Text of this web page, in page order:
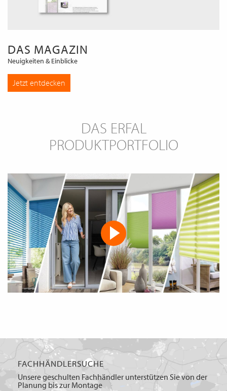
DAS MAGAZIN
Neuigkeiten & Einblicke
Jetzt entdecken
DAS ERFAL
PRODUKTPORTFOLIO
FACHHÄNDLERSUCHE
Unsere geschulten Fachhändler unterstützen Sie von der
Planung bis zur Montage